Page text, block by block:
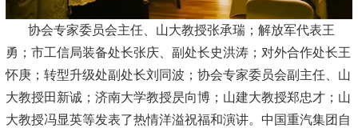
协会专家委员会主任、山大教授张承瑞；解放军代表王
勇；市工信局装备处长张庆、副处长史洪涛；对外合作处长王
怀庚；转型升级处副处长刘同波；协会专家委员会副主任、山
大教授田新诚；济南大学教授昃向博；山建大教授郑忠才；山
大教授冯显英等发表了热情洋溢祝福和演讲。中国重汽集团自